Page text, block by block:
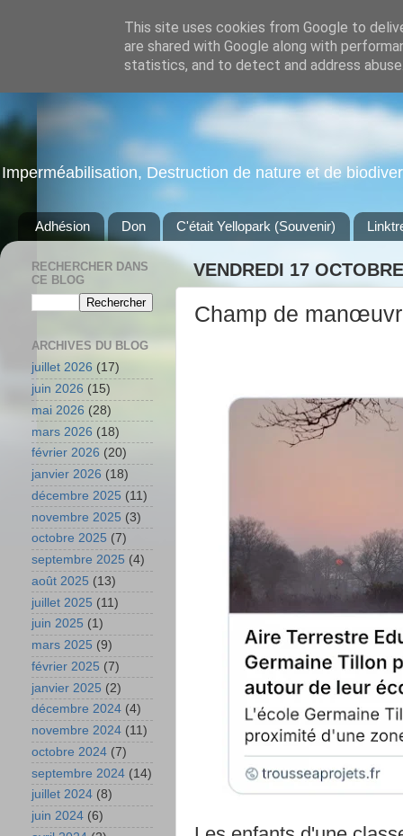
Imperméabilisation, Destruction de nature et de
Adhésion Don C'était Yellopark (Souvenir)
VENDREDI 17
Champ de
RECHERCHER DANS
CE BLOG
ARCHIVES DU BLOG
juillet 2026 (17)
juin 2026 (15)
mai 2026 (28)
mars 2026 (18)
février 2026 (20)
janvier 2026 (18)
décembre 2025 (11)
novembre 2025 (3)
octobre 2025 (7)
septembre 2025 (4)
août 2025 (13)
juillet 2025 (11)
juin 2025 (1)
mars 2025 (9)
février 2025 (7)
janvier 2025 (2)
décembre 2024 (4)
novembre 2024 (11)
octobre 2024 (7)
septembre 2024 (14)
juillet 2024 (8)
juin 2024 (6)
This site uses cookies from Google to
are shared with Google along with
statistics, and to detect and address